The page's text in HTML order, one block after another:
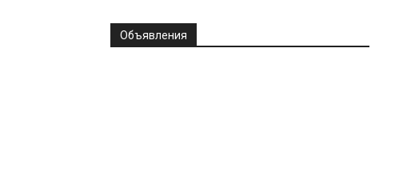
Объявления